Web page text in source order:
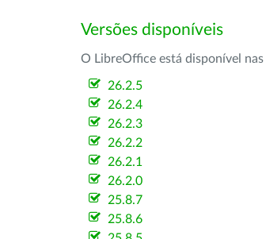
Versões disponíveis
O LibreOffice está disponível nas
26.2.5
26.2.4
26.2.3
26.2.2
26.2.1
26.2.0
25.8.7
25.8.6